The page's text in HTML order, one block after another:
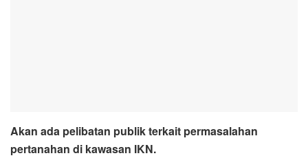
Akan ada pelibatan publik terkait permasalahan
pertanahan di kawasan IKN.